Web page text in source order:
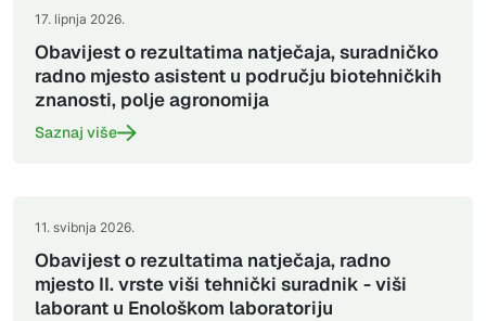
17. lipnja 2026.
Obavijest o rezultatima natječaja, suradničko
radno mjesto asistent u području biotehničkih
znanosti, polje agronomija
Saznaj više
11. svibnja 2026.
Obavijest o rezultatima natječaja, radno
mjesto II. vrste viši tehnički suradnik - viši
laborant u Enološkom laboratoriju